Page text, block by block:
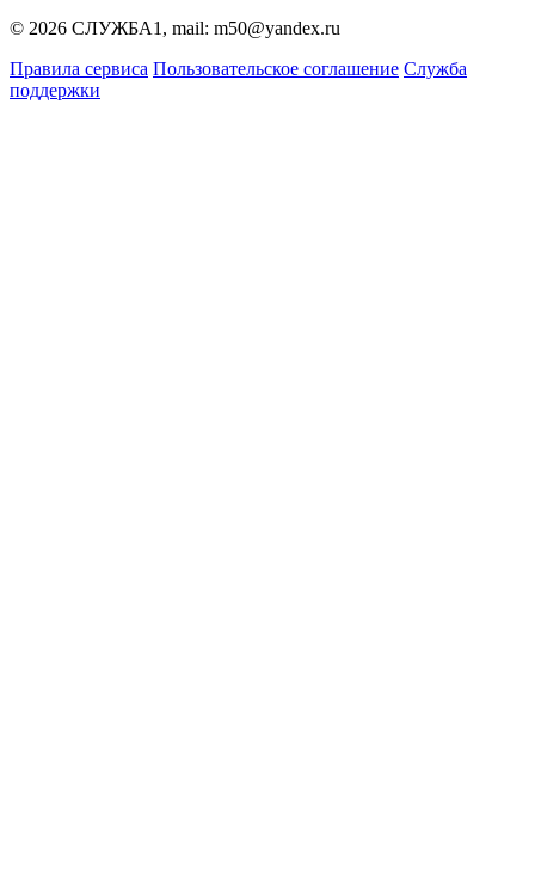
© 2026 СЛУЖБА1, mail: m50@yandex.ru
Правила сервиса Пользовательское соглашение Служба
поддержки